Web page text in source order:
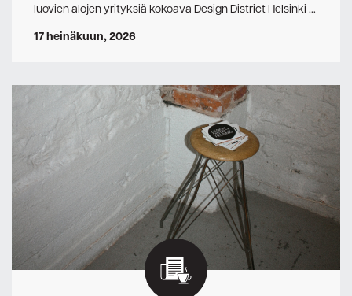
luovien alojen yrityksiä kokoava Design District Helsinki …
17 heinäkuun, 2026